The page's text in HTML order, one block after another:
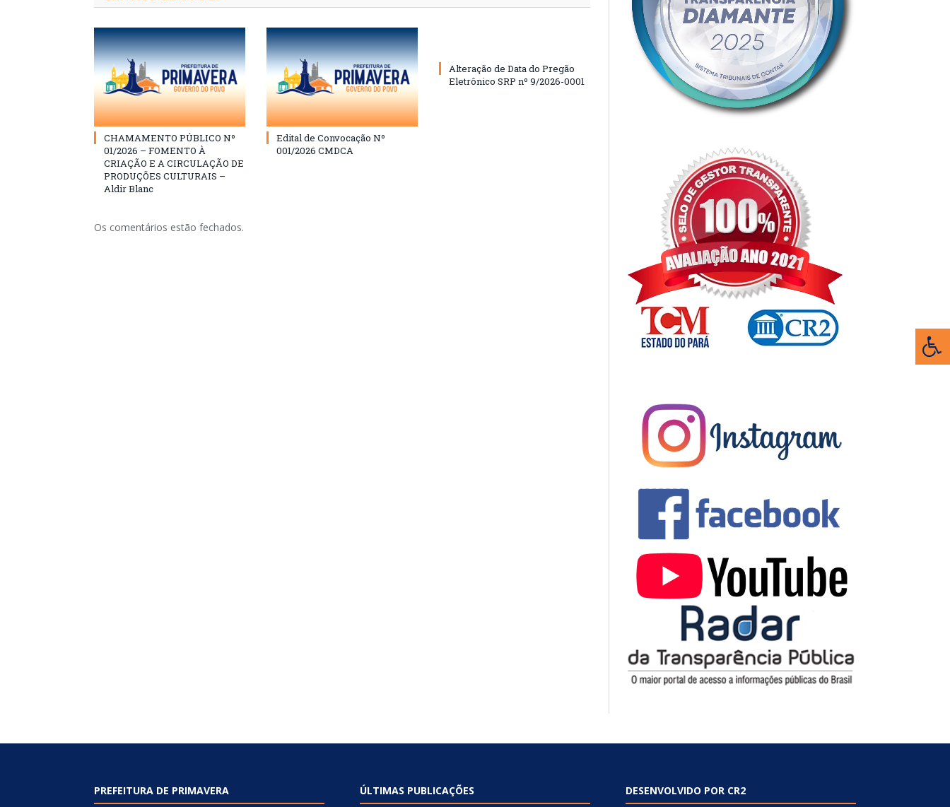
CHAMAMENTO PÚBLICO Nº
01/2026 – FOMENTO À
CRIAÇÃO E A CIRCULAÇÃO DE
PRODUÇÕES CULTURAIS –
Aldir Blanc
Edital de Convocação Nº
001/2026 CMDCA
Alteração de Data do Pregão
Eletrônico SRP nº 9/2026-0001
Os comentários estão fechados.
PREFEITURA DE PRIMAVERA ÚLTIMAS PUBLICAÇÕES DESENVOLVIDO POR CR2